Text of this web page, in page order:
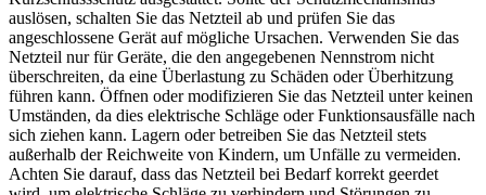
auslösen, schalten Sie das Netzteil ab und prüfen Sie das
angeschlossene Gerät auf mögliche Ursachen. Verwenden Sie das
Netzteil nur für Geräte, die den angegebenen Nennstrom nicht
überschreiten, da eine Überlastung zu Schäden oder Überhitzung
führen kann. Öffnen oder modifizieren Sie das Netzteil unter keinen
Umständen, da dies elektrische Schläge oder Funktionsausfälle nach
sich ziehen kann. Lagern oder betreiben Sie das Netzteil stets
außerhalb der Reichweite von Kindern, um Unfälle zu vermeiden.
Achten Sie darauf, dass das Netzteil bei Bedarf korrekt geerdet